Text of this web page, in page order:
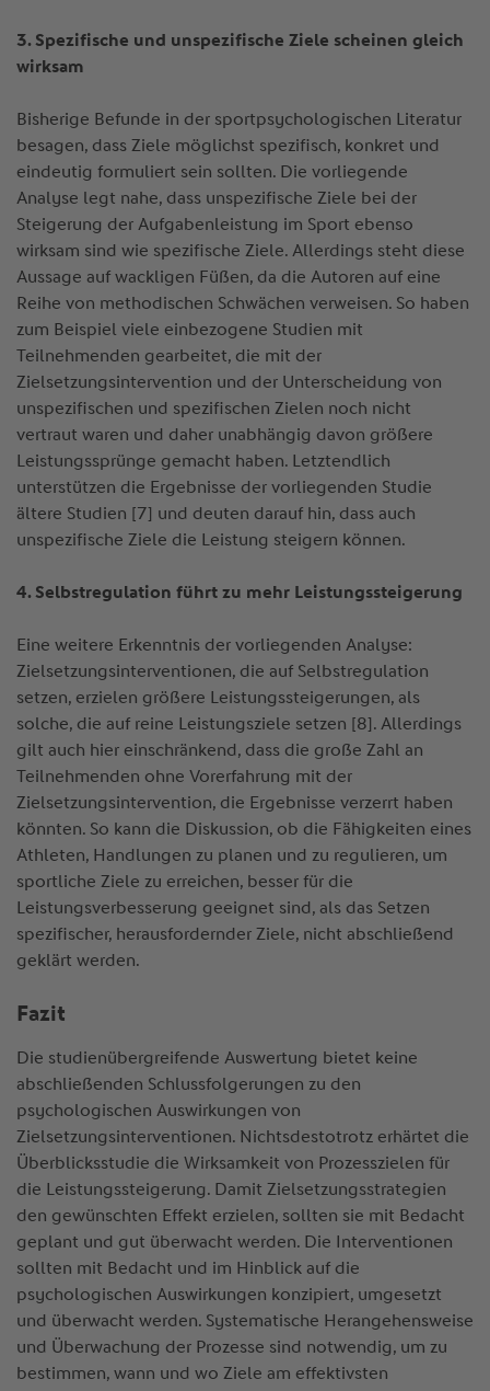
3. Spezifische und unspezifische Ziele scheinen gleich
wirksam
Bisherige Befunde in der sportpsychologischen Literatur
besagen, dass Ziele möglichst spezifisch, konkret und
eindeutig formuliert sein sollten. Die vorliegende
Analyse legt nahe, dass unspezifische Ziele bei der
Steigerung der Aufgabenleistung im Sport ebenso
wirksam sind wie spezifische Ziele. Allerdings steht diese
Aussage auf wackligen Füßen, da die Autoren auf eine
Reihe von methodischen Schwächen verweisen. So haben
zum Beispiel viele einbezogene Studien mit
Teilnehmenden gearbeitet, die mit der
Zielsetzungsintervention und der Unterscheidung von
unspezifischen und spezifischen Zielen noch nicht
vertraut waren und daher unabhängig davon größere
Leistungssprünge gemacht haben. Letztendlich
unterstützen die Ergebnisse der vorliegenden Studie
ältere Studien [7] und deuten darauf hin, dass auch
unspezifische Ziele die Leistung steigern können.
4. Selbstregulation führt zu mehr Leistungssteigerung
Eine weitere Erkenntnis der vorliegenden Analyse:
Zielsetzungsinterventionen, die auf Selbstregulation
setzen, erzielen größere Leistungssteigerungen, als
solche, die auf reine Leistungsziele setzen [8]. Allerdings
gilt auch hier einschränkend, dass die große Zahl an
Teilnehmenden ohne Vorerfahrung mit der
Zielsetzungsintervention, die Ergebnisse verzerrt haben
könnten. So kann die Diskussion, ob die Fähigkeiten eines
Athleten, Handlungen zu planen und zu regulieren, um
sportliche Ziele zu erreichen, besser für die
Leistungsverbesserung geeignet sind, als das Setzen
spezifischer, herausfordernder Ziele, nicht abschließend
geklärt werden.
Fazit
Die studienübergreifende Auswertung bietet keine
abschließenden Schlussfolgerungen zu den
psychologischen Auswirkungen von
Zielsetzungsinterventionen. Nichtsdestotrotz erhärtet die
Überblicksstudie die Wirksamkeit von Prozesszielen für
die Leistungssteigerung. Damit Zielsetzungsstrategien
den gewünschten Effekt erzielen, sollten sie mit Bedacht
geplant und gut überwacht werden. Die Interventionen
sollten mit Bedacht und im Hinblick auf die
psychologischen Auswirkungen konzipiert, umgesetzt
und überwacht werden. Systematische Herangehensweise
und Überwachung der Prozesse sind notwendig, um zu
bestimmen, wann und wo Ziele am effektivsten